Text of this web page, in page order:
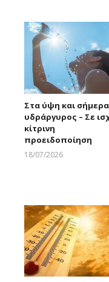
Στα ύψη και
υδράργυρος – Σε
κίτρινη
προειδοποίηση
18/07/2026